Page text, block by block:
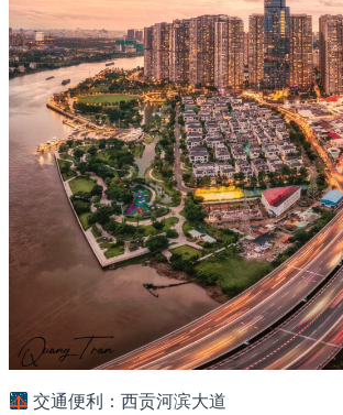
交通便利：西贡河滨大道